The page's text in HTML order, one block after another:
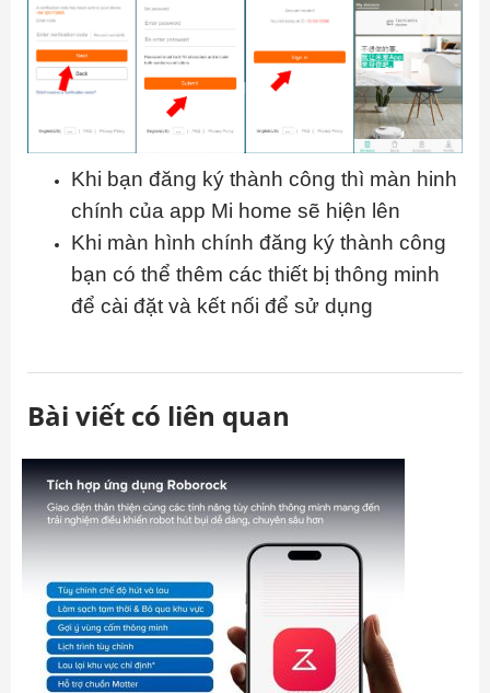
Khi bạn đăng ký thành công thì màn hinh
chính của app Mi home sẽ hiện lên
Khi màn hình chính đăng ký thành công
bạn có thể thêm các thiết bị thông minh
để cài đặt và kết nối để sử dụng
Bài viết có liên quan